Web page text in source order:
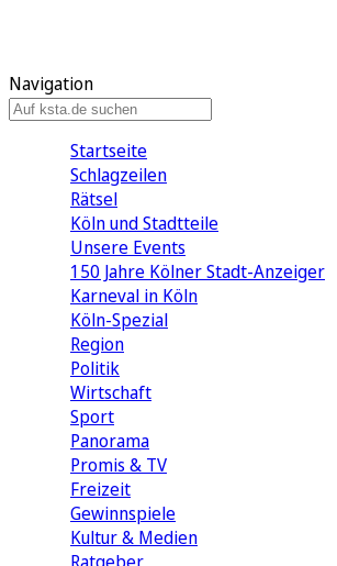
Navigation
Startseite
Schlagzeilen
Rätsel
Köln und Stadtteile
Unsere Events
150 Jahre Kölner Stadt-Anzeiger
Karneval in Köln
Köln-Spezial
Region
Politik
Wirtschaft
Sport
Panorama
Promis & TV
Freizeit
Gewinnspiele
Kultur & Medien